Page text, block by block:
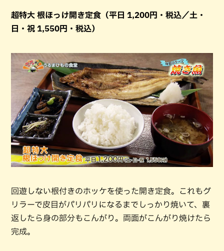
超特大 根ほっけ開き定食（平日 1,200円・税込／土・
日・祝 1,550円・税込）
回遊しない根付きのホッケを使った開き定食。これもグ
リラーで皮目がパリパリになるまでしっかり焼いて、裏
返したら身の部分もこんがり。両面がこんがり焼けたら
完成。